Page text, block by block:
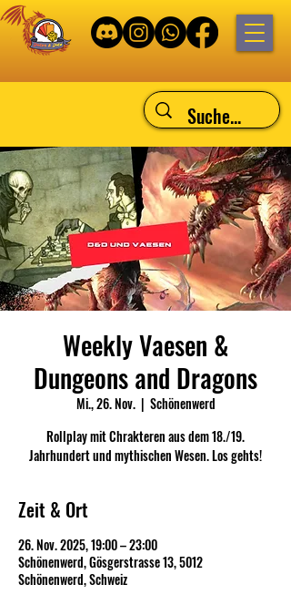
Weekly Vaesen &
Dungeons and Dragons
Mi., 26. Nov.
  |
Schönenwerd
Rollplay mit Chrakteren aus dem 18./19.
Jahrhundert und mythischen Wesen. Los gehts!
Zeit & Ort
26. Nov. 2025, 19:00 – 23:00
Schönenwerd, Gösgerstrasse 13, 5012
Schönenwerd, Schweiz